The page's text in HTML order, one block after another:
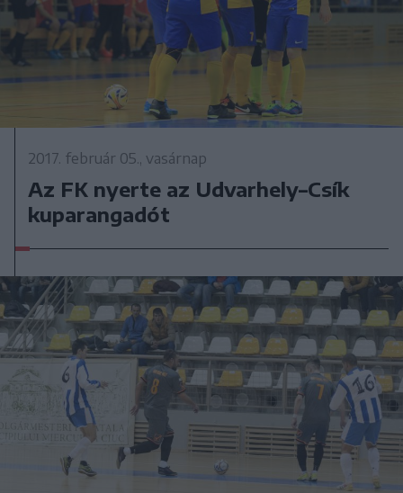
2017. február 05., vasárnap
Az FK nyerte az Udvarhely–Csík
kuparangadót